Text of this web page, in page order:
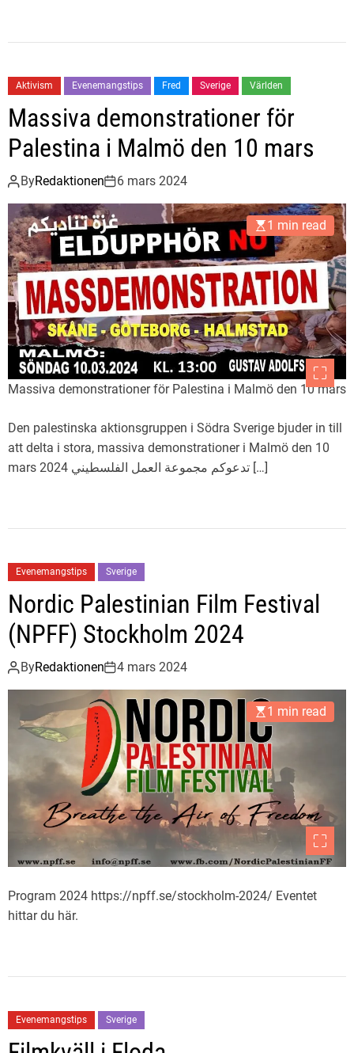
Aktivism Evenemangstips Fred Sverige Världen
Massiva demonstrationer för
Palestina i Malmö den 10 mars
ByRedaktionen 6 mars 2024
Massiva demonstrationer för Palestina i Malmö den 10 mars
1 min read
Den palestinska aktionsgruppen i Södra Sverige bjuder in till
att delta i stora, massiva demonstrationer i Malmö den 10
mars 2024 تدعوكم مجموعة العمل الفلسطيني […]
Evenemangstips Sverige
Nordic Palestinian Film Festival
(NPFF) Stockholm 2024
ByRedaktionen 4 mars 2024
1 min read
Program 2024 https://npff.se/stockholm-2024/ Eventet
hittar du här.
Evenemangstips Sverige